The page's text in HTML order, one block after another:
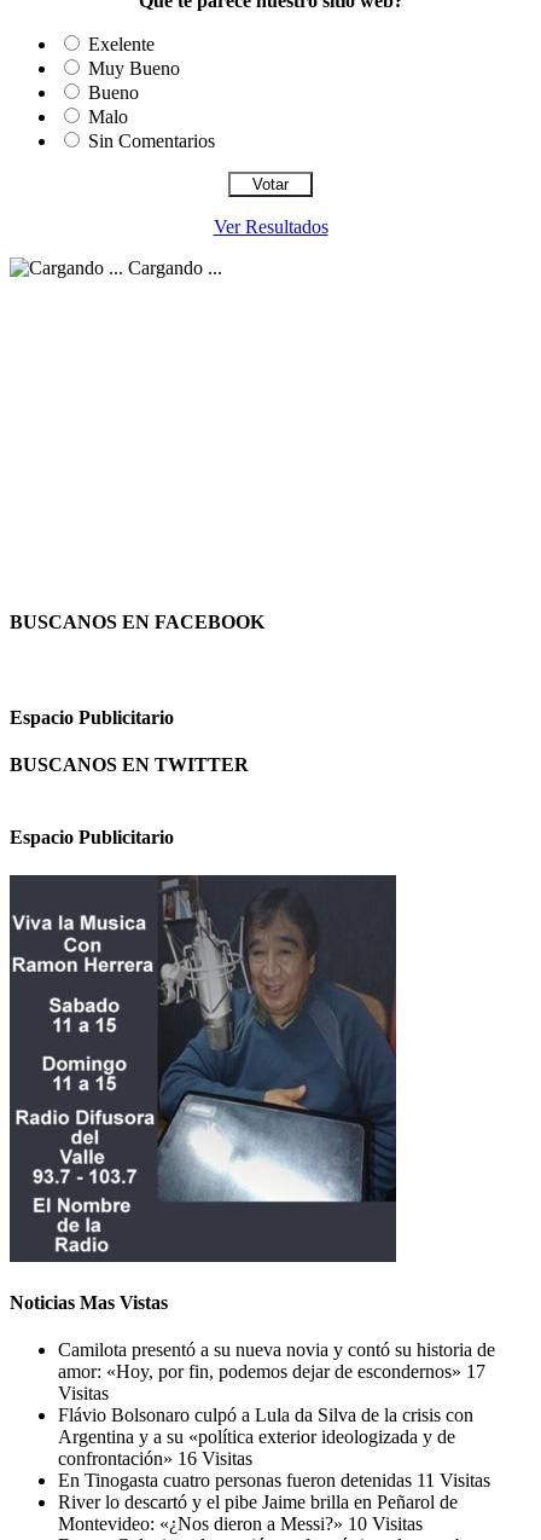
Exelente
Muy Bueno
Bueno
Malo
Sin Comentarios
Ver Resultados
Cargando ...
BUSCANOS EN FACEBOOK
Espacio Publicitario
BUSCANOS EN TWITTER
Espacio Publicitario
Noticias Mas Vistas
Camilota presentó a su nueva novia y contó su historia de
amor: «Hoy, por fin, podemos dejar de escondernos» 17
Visitas
Flávio Bolsonaro culpó a Lula da Silva de la crisis con
Argentina y a su «política exterior ideologizada y de
confrontación» 16 Visitas
En Tinogasta cuatro personas fueron detenidas 11 Visitas
River lo descartó y el pibe Jaime brilla en Peñarol de
Montevideo: «¿Nos dieron a Messi?» 10 Visitas